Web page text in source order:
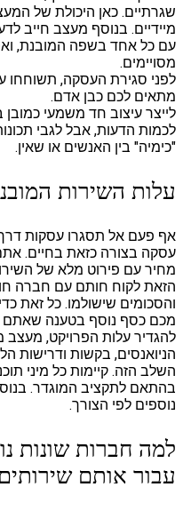
שגרתיים. כאן היכולת של
מיידיים. בנוסף מעצב חייב
עם כל אחד בשפה המובנת,
מסויימים.
לפני סגירת העסקה, תשוחחו
מתאים לכם כבן אדם.
לייצר עיצוב חד משמעי
לכמות הדעות, אבל לגבי
"כימיה" בין האנשים או שאין.
עלות השירות
אף פעם אל תסגרו עסקות
עסקה בצורה כזאת בחיים.
מחיר עם פירוט מלא של
הזאת לקוח חותם עם חברה
והסכומים שישולמו. כל זאת
מכם כסף נוסף בטענה שאתם
להגדיר עלות הפרויקט,
הניואנסים, בקשות ודרישות
השלב הזה. קיימות כל מיני
בהתאם לתקציב המוגדר.
נוספים לפי הצורך.
למה חברות שונות
עבור אותם